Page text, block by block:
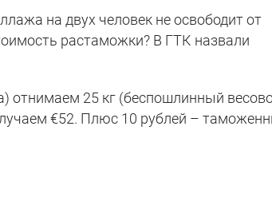
на двух человек не освободит от
растаможки? В ГТК назвали
отнимаем 25 кг (беспошлинный
€52. Плюс 10 рублей –